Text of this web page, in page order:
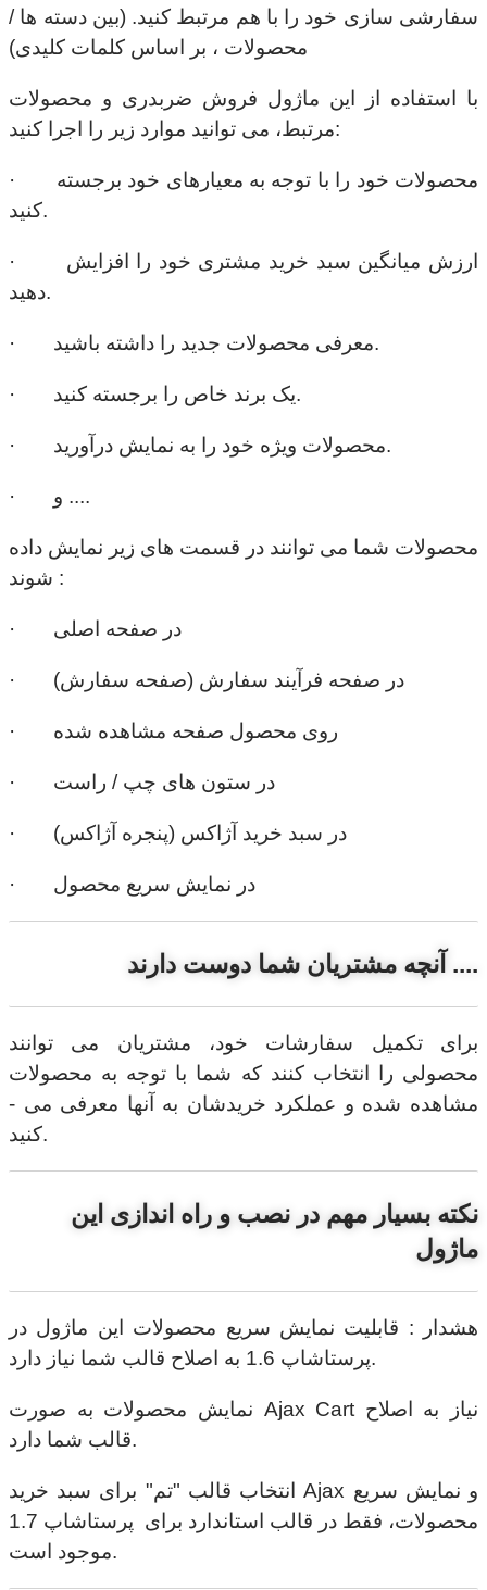
سفارشی سازی خود را با هم مرتبط کنید. (بین دسته ها /
محصولات ، بر اساس کلمات کلیدی)
با استفاده از این ماژول فروش ضربدری و محصولات
مرتبط، می توانید موارد زیر را اجرا کنید:
· محصولات خود را با توجه به معیارهای خود برجسته
کنید.
· ارزش میانگین سبد خرید مشتری خود را افزایش
دهید.
· معرفی محصولات جدید را داشته باشید.
· یک برند خاص را برجسته کنید.
· محصولات ویژه خود را به نمایش درآورید.
· و ....
محصولات شما می توانند در قسمت های زیر نمایش داده
شوند :
· در صفحه اصلی
· در صفحه فرآیند سفارش (صفحه سفارش)
· روی محصول صفحه مشاهده شده
· در ستون های چپ / راست
· در سبد خرید آژاکس (پنجره آژاکس)
· در نمایش سریع محصول
آنچه مشتریان شما دوست دارند ....
برای تکمیل سفارشات خود، مشتریان می توانند
محصولی را انتخاب کنند که شما با توجه به محصولات
مشاهده شده و عملکرد خریدشان به آنها معرفی می ­
کنید.
نکته بسیار مهم در نصب و راه اندازی این
ماژول
هشدار : قابلیت نمایش سریع محصولات این ماژول در
پرستاشاپ 1.6 به اصلاح قالب شما نیاز دارد.
نمایش محصولات به صورت Ajax Cart نیاز به اصلاح
قالب شما دارد.
انتخاب قالب "تم" برای سبد خرید Ajax و نمایش سریع
محصولات، فقط در قالب استاندارد برای پرستاشاپ 1.7
موجود است.